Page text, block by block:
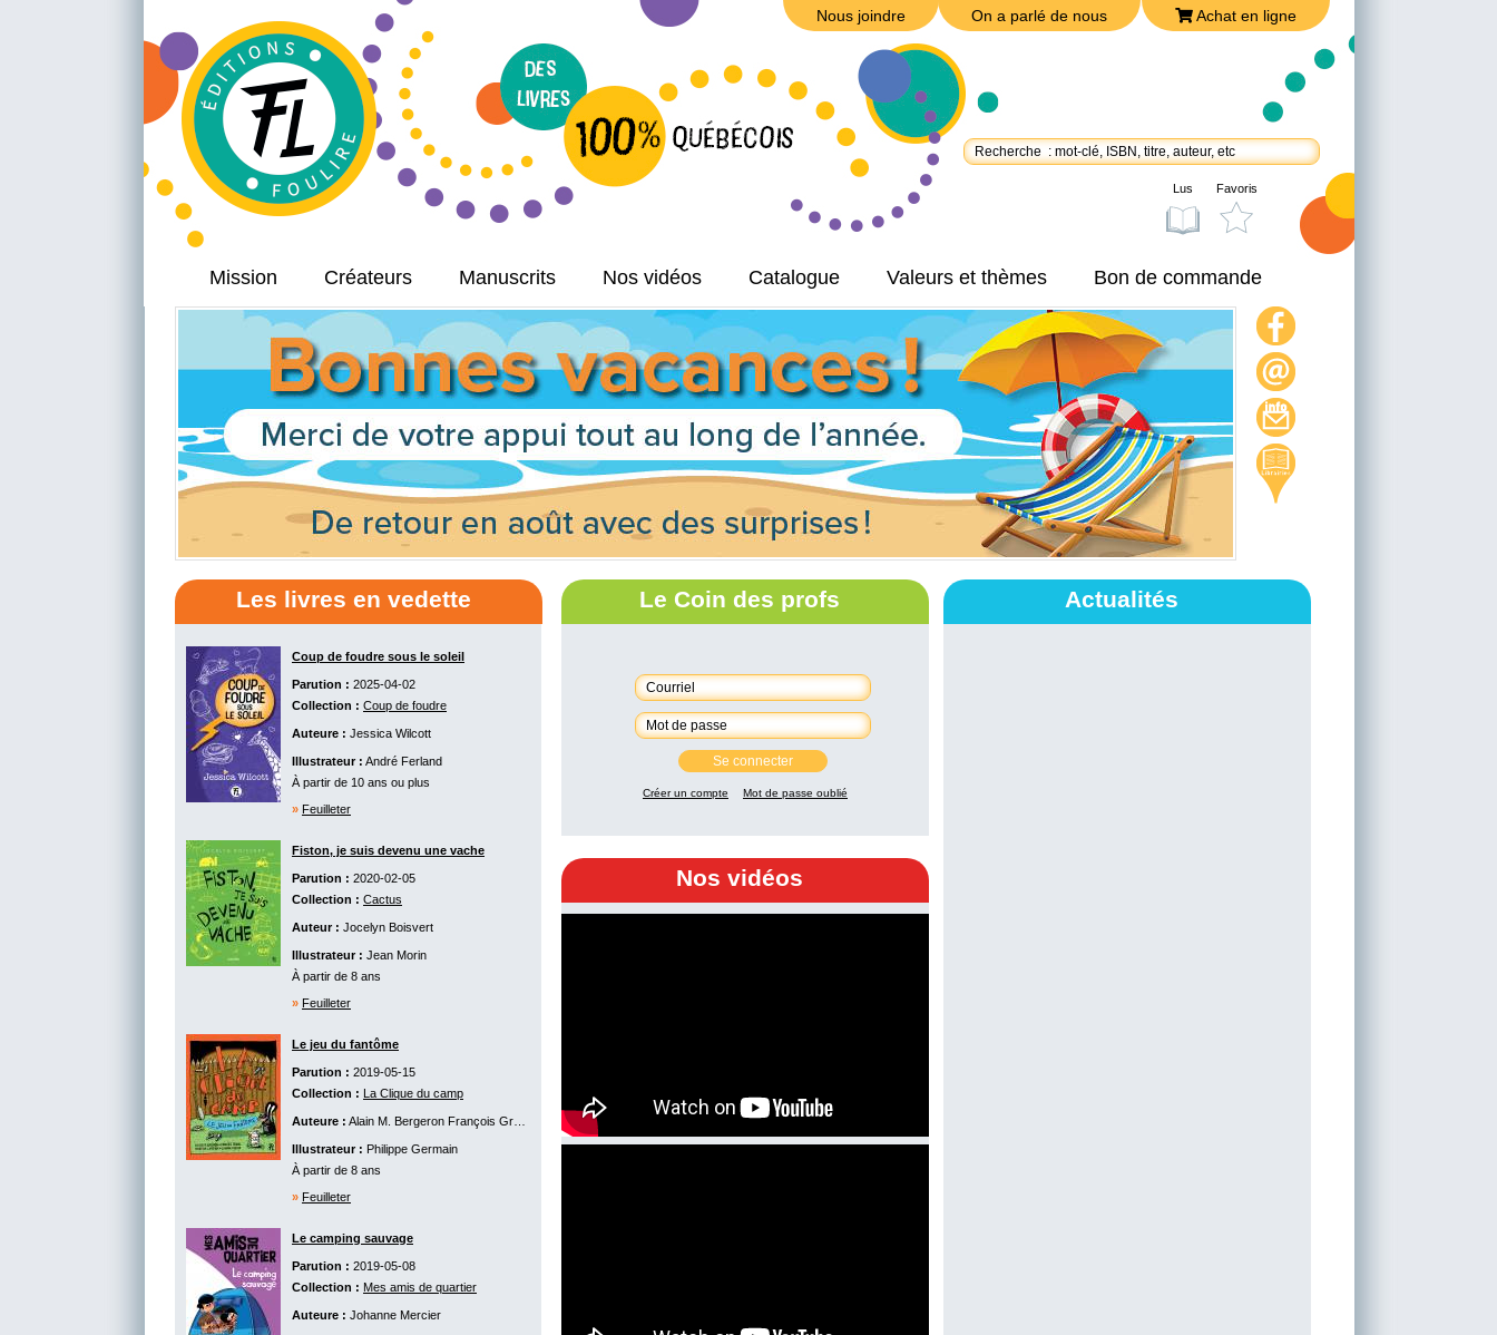
Nous joindre On a parlé de nous Achat en ligne
Mission Créateurs Manuscrits Nos vidéos Catalogue Valeurs et thèmes Bon de commande
On a parlé de nous
Achat en ligne
Nous joindre
Politique de confidentialité
Lus Favoris
Les livres en vedette
Coup de foudre sous le soleil
Parution : 2025-04-02
Collection : Coup de foudre
Auteure : Jessica Wilcott
Illustrateur : André Ferland
À partir de 10 ans ou plus
» Feuilleter
Fiston, je suis devenu une vache
Parution : 2020-02-05
Collection : Cactus
Auteur : Jocelyn Boisvert
Illustrateur : Jean Morin
À partir de 8 ans
» Feuilleter
Le jeu du fantôme
Parution : 2019-05-15
Collection : La Clique du camp
Auteure : Alain M. Bergeron François Gravel Martine Latulippe
Illustrateur : Philippe Germain
À partir de 8 ans
» Feuilleter
Le camping sauvage
Parution : 2019-05-08
Collection : Mes amis de quartier
Auteure : Johanne Mercier
Le Coin des profs
Se connecter
Créer un compte Mot de passe oublié
Nos vidéos
Actualités